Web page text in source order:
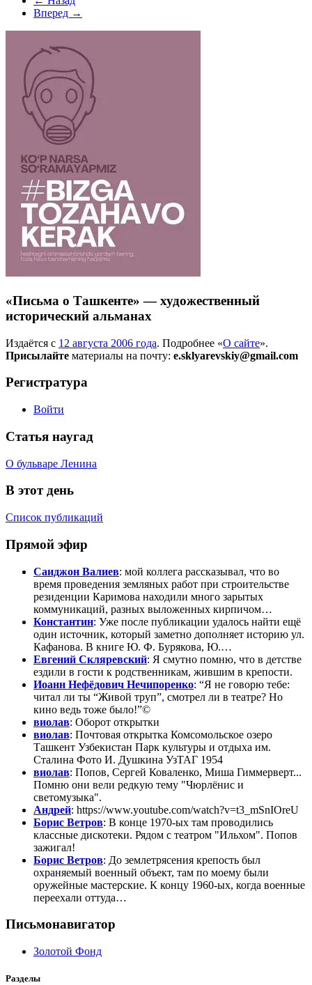
Вперед →
«Письма о Ташкенте» — художественный
исторический альманах
Издаётся с 12 августа 2006 года. Подробнее «О сайте».
Присылайте материалы на почту: e.sklyarevskiy@gmail.com
Регистратура
Войти
Статья наугад
О бульваре Ленина
В этот день
Список публикаций
Прямой эфир
Саиджон Валиев: мой коллега рассказывал, что во
время проведения земляных работ при строительстве
резиденции Каримова находили много зарытых
коммуникаций, разных выложенных кирпичом…
Константин: Уже после публикации удалось найти ещё
один источник, который заметно дополняет историю ул.
Кафанова. В книге Ю. Ф. Бурякова, Ю.…
Евгений Скляревский: Я смутно помню, что в детстве
ездили в гости к родственникам, жившим в крепости.
Иоанн Нефёдович Нечипоренко: “Я не говорю тебе:
читал ли ты “Живой труп”, смотрел ли в театре? Но
кино ведь тоже было!”©
виолав: Оборот открытки
виолав: Почтовая открытка Комсомольское озеро
Ташкент Узбекистан Парк культуры и отдыха им.
Сталина Фото И. Душкина УзТАГ 1954
виолав: Попов, Сергей Коваленко, Миша Гиммерверт...
Помню они вели редкую тему "Чюрлёнис и
светомузыка".
Андрей: https://www.youtube.com/watch?v=t3_mSnIOreU
Борис Ветров: В конце 1970-ых там проводились
классные дискотеки. Рядом с театром "Ильхом". Попов
зажигал!
Борис Ветров: До землетрясения крепость был
охраняемый военный объект, там по моему были
оружейные мастерские. К концу 1960-ых, когда военные
переехали оттуда…
Письмонавигатор
Золотой Фонд
Разделы